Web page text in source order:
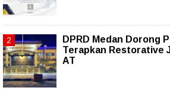
DPRD Medan Dorong
Terapkan Restorative
AT